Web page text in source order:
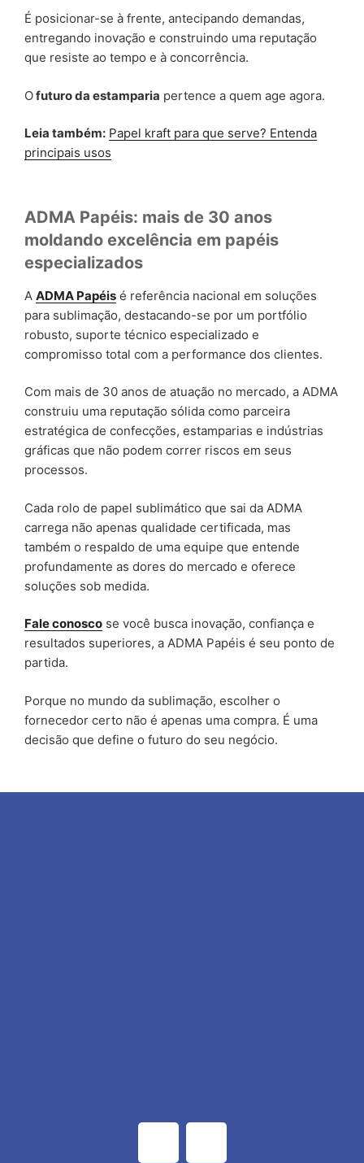
É posicionar-se à frente, antecipando demandas,
entregando inovação e construindo uma reputação
que resiste ao tempo e à concorrência.
Ofuturo da estamparia pertence a quem age agora.
Leia também: Papel kraft para que serve? Entenda
principais usos
ADMA Papéis: mais de 30 anos
moldando excelência em papéis
especializados
A ADMA Papéis é referência nacional em soluções
para sublimação, destacando-se por um portfólio
robusto, suporte técnico especializado e
compromisso total com a performance dos clientes.
Com mais de 30 anos de atuação no mercado, a ADMA
construiu uma reputação sólida como parceira
estratégica de confecções, estamparias e indústrias
gráficas que não podem correr riscos em seus
processos.
Cada rolo de papel sublimático que sai da ADMA
carrega não apenas qualidade certificada, mas
também o respaldo de uma equipe que entende
profundamente as dores do mercado e oferece
soluções sob medida.
Fale conosco se você busca inovação, confiança e
resultados superiores, a ADMA Papéis é seu ponto de
partida.
Porque no mundo da sublimação, escolher o
fornecedor certo não é apenas uma compra. É uma
decisão que define o futuro do seu negócio.